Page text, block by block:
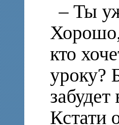
– Ты
кто
уроку?
Кстати